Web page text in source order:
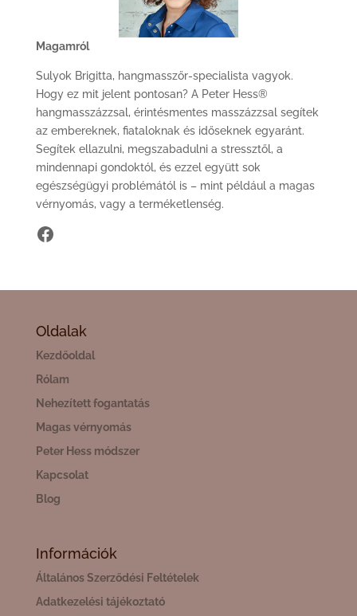
Magamról
Sulyok Brigitta, hangmasszőr-specialista vagyok.
Hogy ez mit jelent pontosan? A Peter Hess®
hangmasszázzsal, érintésmentes masszázzsal segítek
az embereknek, fiataloknak és időseknek egyaránt.
Segítek ellazulni, megszabadulni a stressztől, a
mindennapi gondoktól, és ezzel együtt sok
egészségügyi problémától is – mint például a magas
vérnyomás, vagy a terméketlenség.
https://www.facebook.com/
Oldalak
Kezdőoldal
Rólam
Nehezített fogantatás
Magas vérnyomás
Peter Hess módszer
Kapcsolat
Blog
Információk
Általános Szerződési Feltételek
Adatkezelési tájékoztató